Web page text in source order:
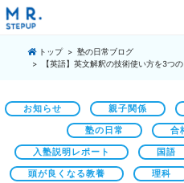
トップ
塾の日常ブログ
【英語】英文解釈の技術使い方を3つ
お知らせ 親子関係
塾の日常 合
入塾説明レポート 国語
頭が良くなる教養 理科